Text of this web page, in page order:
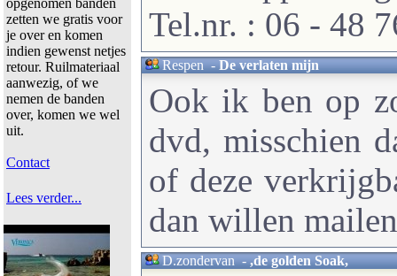
opgenomen banden
zetten we gratis voor
je over en komen
indien gewenst netjes
retour. Ruilmateriaal
aanwezig, of we
nemen de banden
over, komen we wel
uit.
Contact
Lees verder...
Tel.nr. : 06 - 48
Respen-De verlaten mijn
Ook ik ben op
dvd, misschien
of deze
dan willen
D.zondervan-,de golden Soak,